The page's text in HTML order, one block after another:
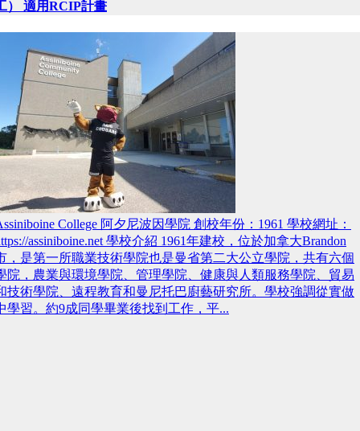
） 適用RCIP計畫
College 阿夕尼波因學院 創校年份：1961 學校網址：
assiniboine.net 學校介紹 1961年建校，位於加拿大Brandon
，是第一所職業技術學院也是曼省第二大公立學院，共有六個
院，農業與環境學院、管理學院、健康與人類服務學院、貿易
技術學院、遠程教育和曼尼托巴廚藝研究所。學校強調從實做
學習。約9成同學畢業後找到工作，平...